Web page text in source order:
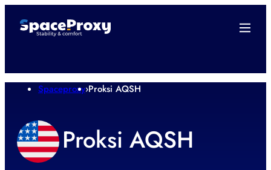
Spaceproxy›Proksi AQSH
Proksi AQSH